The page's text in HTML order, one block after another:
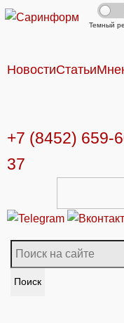
Темный
НовостиСтатьи
+7 (8452) 659-
37
Поиск